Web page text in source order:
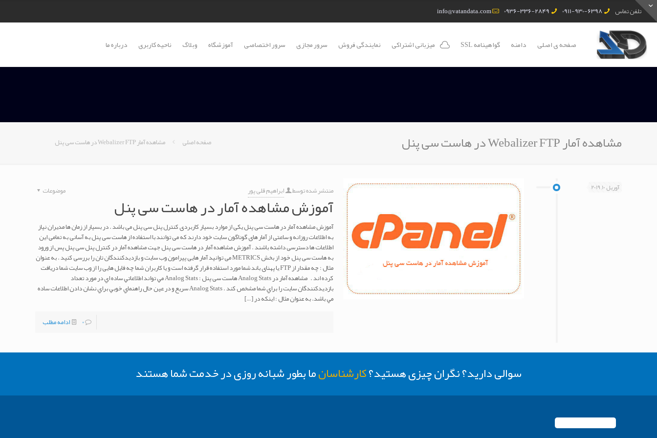
تلفن تماس 0911-930-6398
0936-336-2849
info@vatandata.com
صفحه ی اصلی دامنه گواهینامه SSL میزبانی اشتراکی نمایندگی فروش سرور مجازی سرور اختصاصی آموزشگاه وبلاگ ناحیه کاربری درباره ما
مشاهده آمار Webalizer FTP در هاست سی پنل صفحه اصلی مشاهده آمار Webalizer FTP در هاست سی پنل
آوریل 10, 2019 منتشر شده توسط ابراهیم قلی پور موضوعات
آموزش مشاهده آمار در هاست سی پنل
آموزش مشاهده آمار در هاست سی پنل یکی از موارد بسیار کاربردی کنترل پنل سی پنل می باشد . در بسیار از زمان ها مدیران نیاز
به اطلاعات روزانه و ساعتی از آمار های گوناگون سایت خود دارند که می توانند با استفاده از هاست سی پنل به آسانی به تمامی این
اطلاعات ها دسترسی داشته باشند . آموزش مشاهده آمار در هاست سی پنل جهت مشاهده آمار در کنترل پنل سی پنل پس از ورود
به هاست سی پنل خود از بخش METRICS می توانید آمار هایی پیرامون وب سایت و بازدیدکنندگان تان را بررسی کنید . به عنوان
مثال : چه مقدار از FTP یا پهنای باند شما مورد استفاده قرار گرفته است و یا کاربران شما چه فایل هایی را از وب سایت شما دریافت
کرده اند . مشاهده آمار در Analog Stats هاست سی پنل : Analog Stats مي تواند اطلاعاتي ساده اي در مورد تعداد
بازديدكنندگان سايت را براي شما مشخص كند . Analog Stats سريع و در عين حال راهنماي خوبي براي نشان دادن اطلاعات ساده
مي باشد. به عنوان مثال : اینکه در[…]
0
ادامه مطلب
سوالی دارید؟ نگران چیزی هستید؟کارشناسانما بطور شبانه روزی در خدمت شما هستند